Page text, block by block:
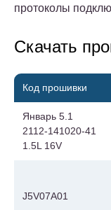
протоколы
Скачать
Код прошивки
Январь 5.1
2112-141020-41
1.5L 16V
J5V07A01